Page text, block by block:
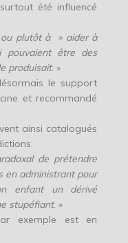
été influencé
ou plutôt à » aider à
pouvaient être des
produisait. »
le support
et recommandé
ainsi catalogués
de prétendre
en administrant pour
enfant un dérivé
stupéfiant. »
exemple est en